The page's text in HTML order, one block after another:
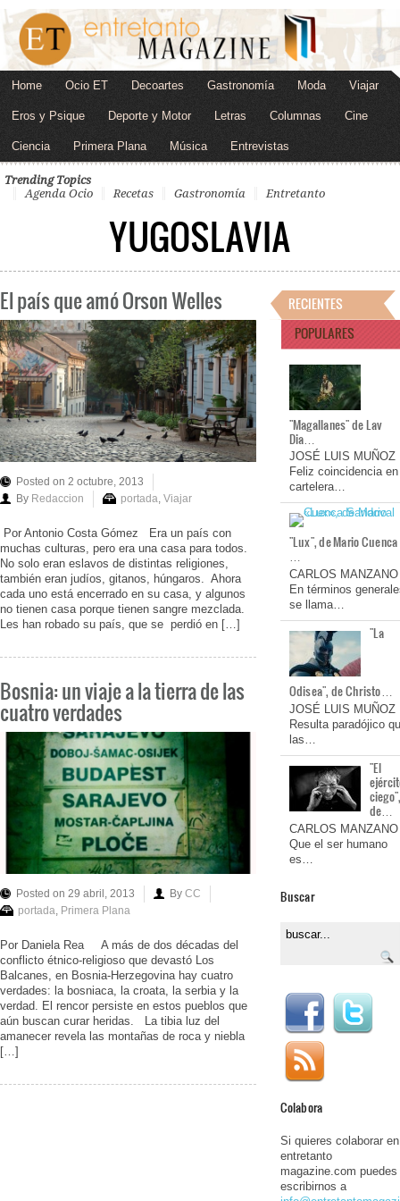
Home Ocio ET Decoartes Gastronomía Moda Viajar
Eros y Psique Deporte y Motor Letras Columnas Cine
Ciencia Primera Plana Música Entrevistas
Trending Topics
Agenda Ocio
Recetas Gastronomía Entretanto
YUGOSLAVIA
El país que amó Orson Welles
Posted on 2 octubre, 2013
By Redaccion portada, Viajar
Por Antonio Costa Gómez Era un país con
muchas culturas, pero era una casa para todos.
No solo eran eslavos de distintas religiones,
también eran judíos, gitanos, húngaros. Ahora
cada uno está encerrado en su casa, y algunos
no tienen casa porque tienen sangre mezclada.
Les han robado su país, que se perdió en […]
Bosnia: un viaje a la tierra de las
cuatro verdades
Posted on 29 abril, 2013 By CC
portada, Primera Plana
Por Daniela Rea A más de dos décadas del
conflicto étnico-religioso que devastó Los
Balcanes, en Bosnia-Herzegovina hay cuatro
verdades: la bosniaca, la croata, la serbia y la
verdad. El rencor persiste en estos pueblos que
aún buscan curar heridas. La tibia luz del
amanecer revela las montañas de roca y niebla
[…]
RECIENTES
POPULARES
"Magallanes" de Lav
Dia…
JOSÉ LUIS MUÑOZ
Feliz coincidencia en
cartelera…
"Lux", de Mario Cuenca
…
CARLOS MANZANO
En términos
se llama…
"La
Odisea", de Christo…
JOSÉ LUIS MUÑOZ
Resulta paradójico
las…
"El
de…
CARLOS MANZANO
Que el ser humano
es…
Buscar
Colabora
Si quieres colaborar en
entretanto
magazine.com puedes
escribirnos a